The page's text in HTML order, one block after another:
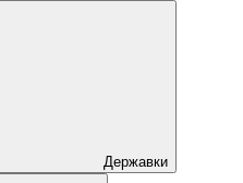
Державки